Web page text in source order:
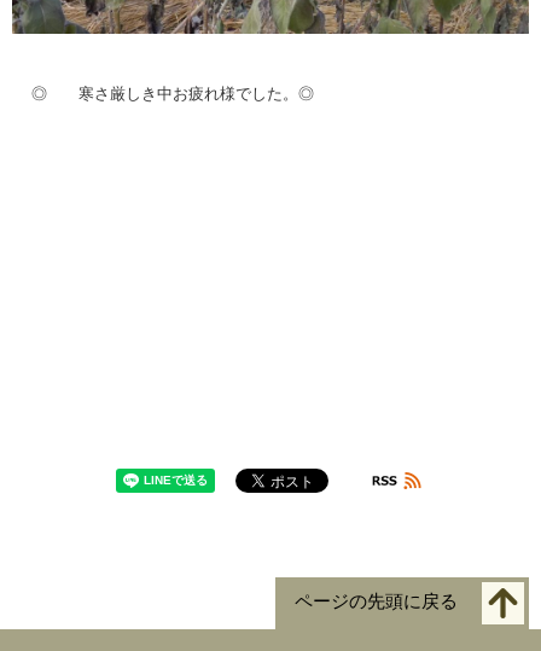
◎ 寒さ厳しき中お疲れ様でした。 ◎
ページの先頭に戻る